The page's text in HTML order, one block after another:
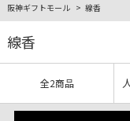
阪神ギフトモール 線香
線香
全2商品